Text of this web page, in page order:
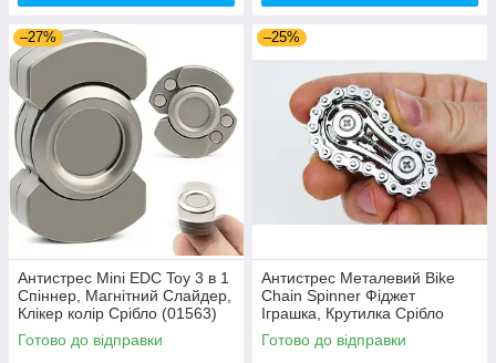
–27%
Антистрес Mini EDC Toy 3 в 1
Спіннер, Магнітний Слайдер,
Клікер колір Срібло (01563)
Готово до відправки
–25%
Антистрес Металевий Bike
Chain Spinner Фіджет
Іграшка, Крутилка Срібло
(01154)
Готово до відправки